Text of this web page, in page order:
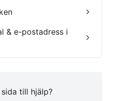
& e-postadress i
till hjälp?